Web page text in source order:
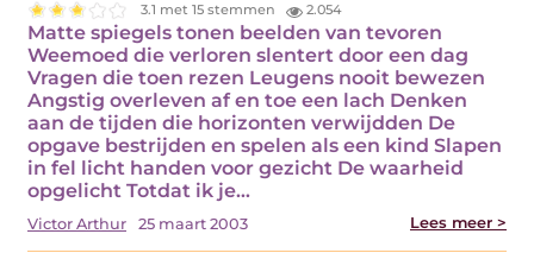
3.1 met 15 stemmen 2.054
Matte spiegels tonen beelden van tevoren
Weemoed die verloren slentert door een dag
Vragen die toen rezen Leugens nooit bewezen
Angstig overleven af en toe een lach Denken
aan de tijden die horizonten verwijdden De
opgave bestrijden en spelen als een kind Slapen
in fel licht handen voor gezicht De waarheid
opgelicht Totdat ik je…
Victor Arthur 25 maart 2003 Lees meer >